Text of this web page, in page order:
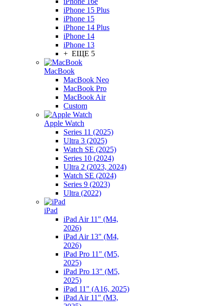
iPhone 15 Plus
iPhone 15
iPhone 14 Plus
iPhone 14
iPhone 13
+ ЕЩЕ 5
MacBook
MacBook Neo
MacBook Pro
MacBook Air
Custom
Apple Watch
Series 11 (2025)
Ultra 3 (2025)
Watch SE (2025)
Series 10 (2024)
Ultra 2 (2023, 2024)
Watch SE (2024)
Series 9 (2023)
Ultra (2022)
iPad
iPad Air 11" (M4,
2026)
iPad Air 13" (M4,
2026)
iPad Pro 11" (M5,
2025)
iPad Pro 13" (M5,
2025)
iPad 11" (A16, 2025)
iPad Air 11" (M3,